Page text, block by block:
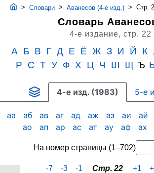
> Словари > Аванесов (4-е изд.) > Стр.
Словарь
4-е издание, стр. 22
А Б В Г Д Е Ё Ж З И Й К
Р
С Т У Ф Х Ц Ч Ш Щ Ъ
4-е изд. (1983) 5-е
аа аб ав аг ад аж аз аи ай
ао
ап ар ас ат ау аф ах
На номер страницы (1–702)
-7 -3 -1 Стр. 22 +1